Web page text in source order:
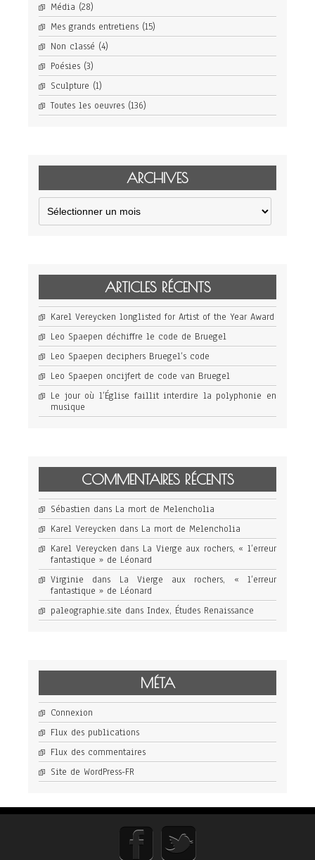
Média (28)
Mes grands entretiens (15)
Non classé (4)
Poésies (3)
Sculpture (1)
Toutes les oeuvres (136)
ARCHIVES
Archives
ARTICLES RÉCENTS
Karel Vereycken longlisted for Artist of the Year Award
Leo Spaepen déchiffre le code de Bruegel
Leo Spaepen deciphers Bruegel’s code
Leo Spaepen oncijfert de code van Bruegel
Le jour où l’Église faillit interdire la polyphonie en
musique
COMMENTAIRES RÉCENTS
Sébastien dans La mort de Melencholia
Karel Vereycken dans La mort de Melencholia
Karel Vereycken dans La Vierge aux rochers, « l’erreur
fantastique » de Léonard
Virginie dans La Vierge aux rochers, « l’erreur
fantastique » de Léonard
paleographie.site dans Index, Études Renaissance
MÉTA
Connexion
Flux des publications
Flux des commentaires
Site de WordPress-FR